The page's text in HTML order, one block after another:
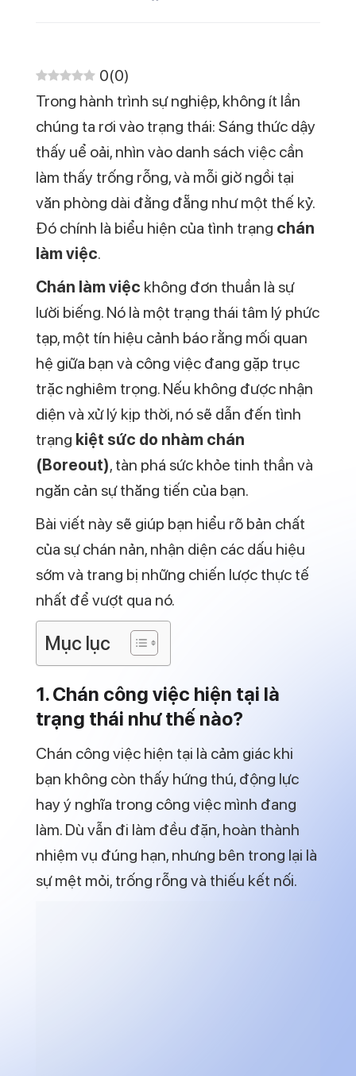
sớm và trang bị những chiến lược thực tế
Mục lục
1. Chán công việc hiện tại là
trạng thái như thế nào?
Chán công việc hiện tại là cảm giác khi
bạn không còn thấy hứng thú, động lực
hay ý nghĩa trong công việc mình đang
làm. Dù vẫn đi làm đều đặn, hoàn thành
nhiệm vụ đúng hạn, nhưng bên trong lại là
sự mệt mỏi, trống rỗng và thiếu kết nối.
Trạng thái này thường không xuất hiện
đột ngột mà hình thành dần theo thời
gian. Ban đầu chỉ là cảm giác ngại bắt đầu
ngày làm việc, sau đó là làm việc đối phó,
thiếu nhiệt huyết và dần mất phương
hướng.
Việc hiểu rõ bản chất của chán công việc
hiện tại là bước đầu giúp bạn trả lời câu hỏi
tại sao lại chán công việc hiện tại, thay
vì chỉ đổ lỗi cho bản thân hoặc hoàn cảnh.
2. Vì sao nhiều người thắc mắc
“tại sao lại chán công việc hiện
tại”?